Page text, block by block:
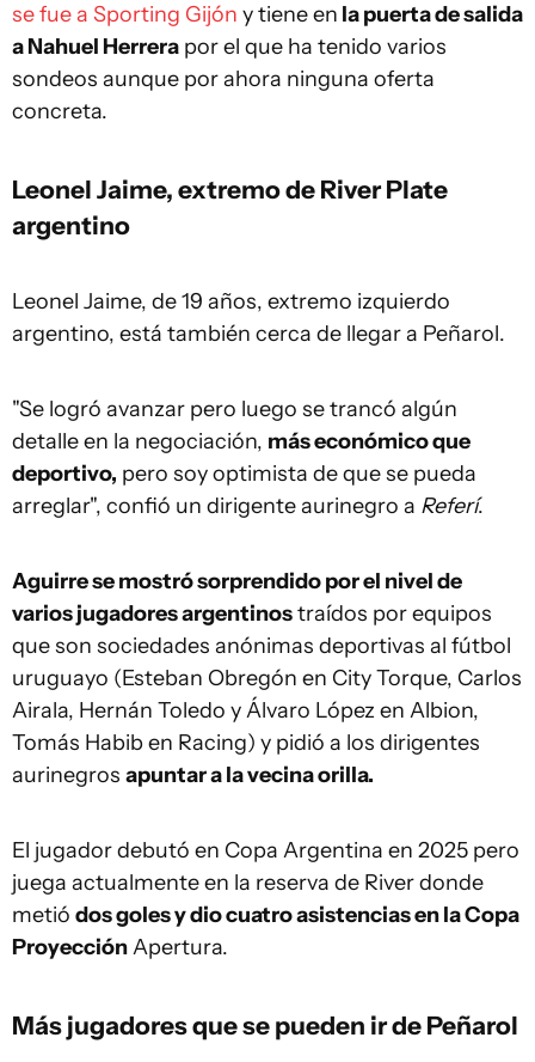
se fue a Sporting Gijón y tiene en la puerta de salida
a Nahuel Herrera por el que ha tenido varios
sondeos aunque por ahora ninguna oferta
concreta.
Leonel Jaime, extremo de River Plate
argentino
Leonel Jaime, de 19 años, extremo izquierdo
argentino, está también cerca de llegar a Peñarol.
"Se logró avanzar pero luego se trancó algún
detalle en la negociación, más económico que
deportivo, pero soy optimista de que se pueda
arreglar", confió un dirigente aurinegro a Referí.
Aguirre se mostró sorprendido por el nivel de
varios jugadores argentinostraídos por equipos
que son sociedades anónimas deportivas al fútbol
uruguayo (Esteban Obregón en City Torque, Carlos
Airala, Hernán Toledo y Álvaro López en Albion,
Tomás Habib en Racing) y pidió a los dirigentes
aurinegros apuntar a la vecina orilla.
El jugador debutó en Copa Argentina en 2025 pero
juega actualmente en la reserva de River donde
metió dos goles y dio cuatro asistencias en la Copa
ProyecciónApertura.
Más jugadores que se pueden ir de Peñarol